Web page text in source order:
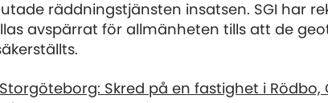
räddningstjänsten insatsen. SGI har
avspärrat för allmänheten tills att de
Skred på en fastighet i Rödbo,